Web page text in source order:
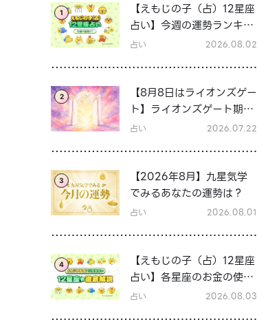
1
【えもじの子（占）12星座
占い】今週の運勢ランキン
グ！8月3日～8月9日の運
占い 2026.08.02
2
【8月8日はライオンズゲー
ト】ライオンズゲート期間
に恋愛運をアップさせる過
占い 2026.07.22
3
【2026年8月】九星気学
でみるあなたの運勢は？
占い 2026.08.01
4
【えもじの子（占）12星座
占い】各星座のお金の使い
方と貯金の傾向は？12星座
占い 2026.08.03
※LINEアプリ内のサービスページへ遷移します